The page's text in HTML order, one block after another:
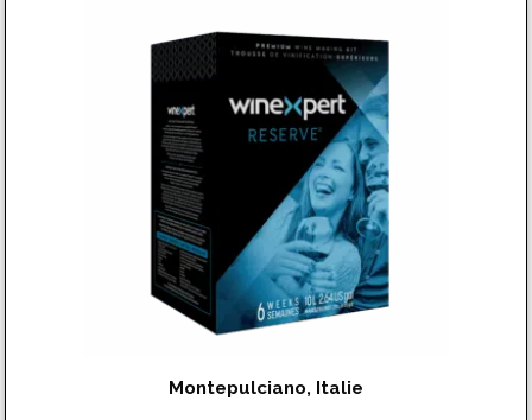
Montepulciano, Italie